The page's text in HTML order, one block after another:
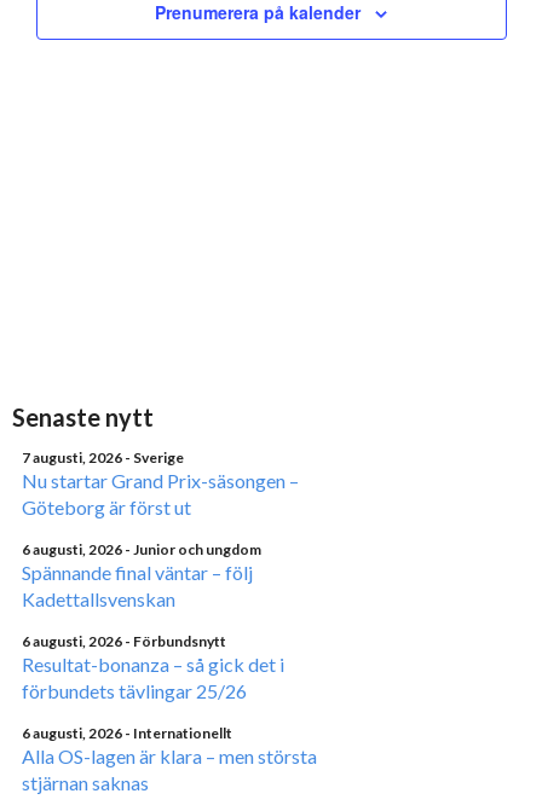
Prenumerera på kalender
Senaste nytt
7 augusti, 2026 - Sverige
Nu startar Grand Prix-säsongen –
Göteborg är först ut
6 augusti, 2026 - Junior och ungdom
Spännande final väntar – följ
Kadettallsvenskan
6 augusti, 2026 - Förbundsnytt
Resultat-bonanza – så gick det i
förbundets tävlingar 25/26
6 augusti, 2026 - Internationellt
Alla OS-lagen är klara – men största
stjärnan saknas